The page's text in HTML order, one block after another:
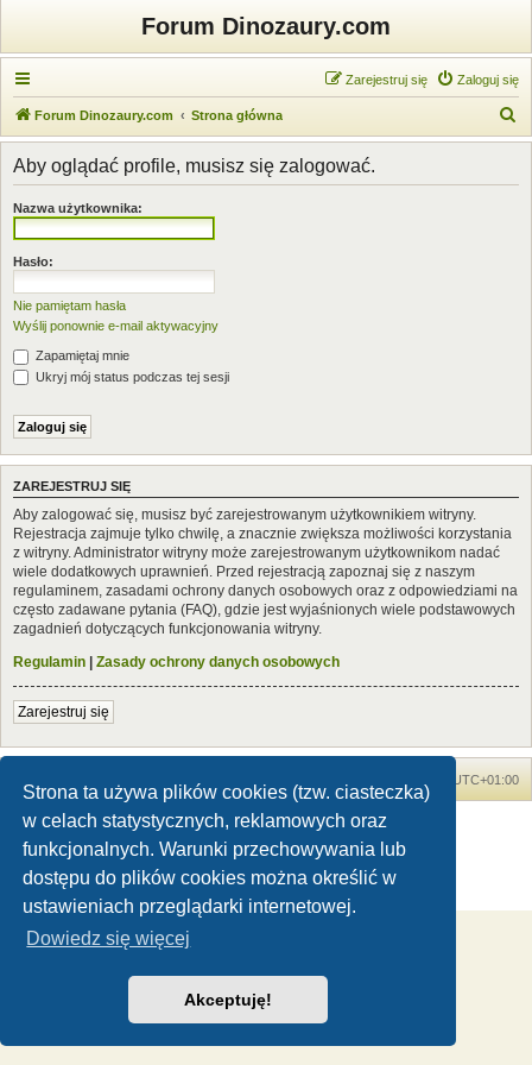
Strona ta używa plików cookies (tzw. ciasteczka)
w celach statystycznych, reklamowych oraz
funkcjonalnych. Warunki przechowywania lub
dostępu do plików cookies można określić w
ustawieniach przeglądarki internetowej.
Dowiedz się więcej
Akceptuję!
Forum Dinozaury.com
Zaloguj się
Zarejestruj się
Forum Dinozaury.com Strona główna
z
Aby oglądać profile, musisz się zalogować.
Nazwa użytkownika:
Hasło:
Nie pamiętam hasła
Wyślij ponownie e-mail aktywacyjny
Zapamiętaj mnie
Ukryj mój status podczas tej sesji
ZAREJESTRUJ SIĘ
Aby zalogować się, musisz być zarejestrowanym użytkownikiem witryny.
Rejestracja zajmuje tylko chwilę, a znacznie zwiększa możliwości korzystania
z witryny. Administrator witryny może zarejestrowanym użytkownikom nadać
wiele dodatkowych uprawnień. Przed rejestracją zapoznaj się z naszym
regulaminem, zasadami ochrony danych osobowych oraz z odpowiedziami na
często zadawane pytania (FAQ), gdzie jest wyjaśnionych wiele podstawowych
zagadnień dotyczących funkcjonowania witryny.
Regulamin | Zasady ochrony danych osobowych
Zarejestruj się
UTC+01:00
Dinozaury.com© 2006-2020
Technologię dostarczaphpBB® Forum Software © phpBB Limited
Zasady ochrony danych osobowych|Regulamin